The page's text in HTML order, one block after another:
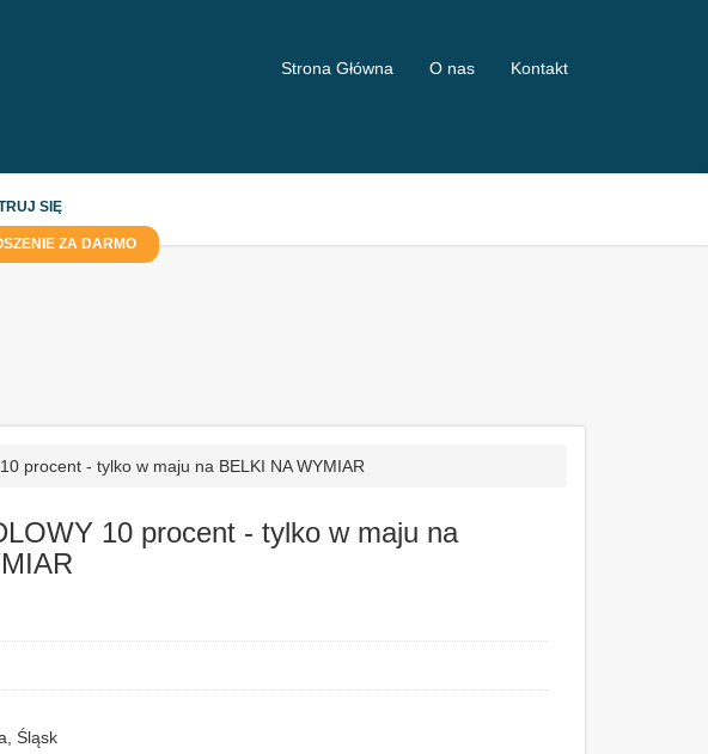
Strona Główna O nas Kontakt
SIĘ
ZA DARMO
procent - tylko w maju na BELKI NA WYMIAR
10 procent - tylko w maju na
Śląsk